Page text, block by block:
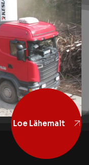
Loe Lähemalt